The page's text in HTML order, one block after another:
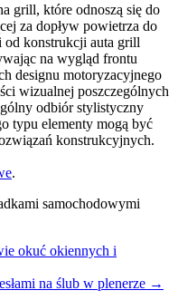
grill, które odnoszą się do
za dopływ powietrza do
od konstrukcji auta grill
na wygląd frontu
designu motoryzacyjnego
wizualnej poszczególnych
odbiór stylistyczny
typu elementy mogą być
konstrukcyjnych.
.
samochodowymi
okuć okiennych i
na ślub w plenerze →